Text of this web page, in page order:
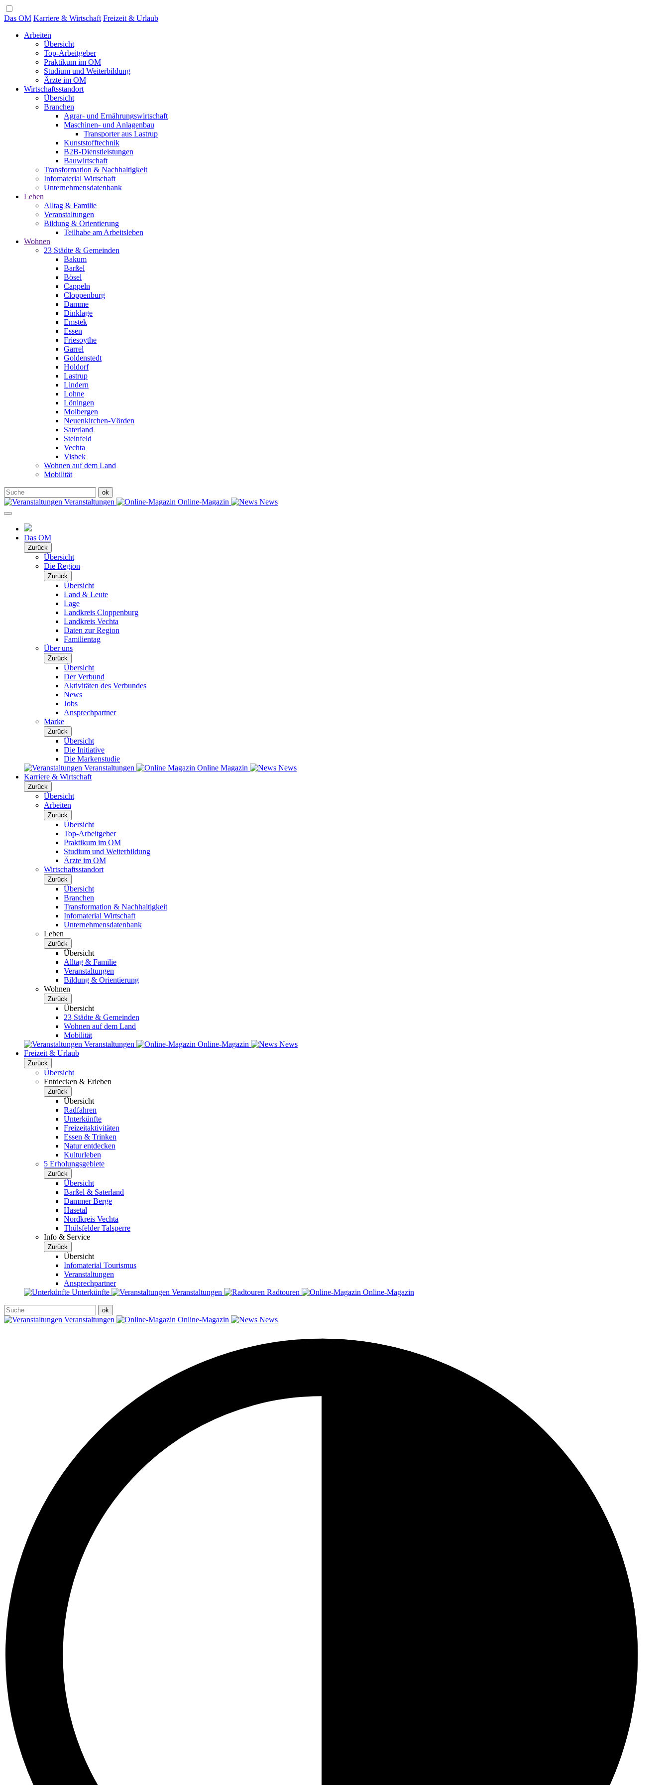
Das OM Karriere & Wirtschaft Freizeit & Urlaub
Arbeiten
Übersicht
Top-Arbeitgeber
Praktikum im OM
Studium und Weiterbildung
Ärzte im OM
Wirtschaftsstandort
Übersicht
Branchen
Agrar- und Ernährungswirtschaft
Maschinen- und Anlagenbau
Transporter aus Lastrup
Kunststofftechnik
B2B-Dienstleistungen
Bauwirtschaft
Transformation & Nachhaltigkeit
Infomaterial Wirtschaft
Unternehmensdatenbank
Leben
Alltag & Familie
Veranstaltungen
Bildung & Orientierung
Teilhabe am Arbeitsleben
Wohnen
23 Städte & Gemeinden
Bakum
Barßel
Bösel
Cappeln
Cloppenburg
Damme
Dinklage
Emstek
Essen
Friesoythe
Garrel
Goldenstedt
Holdorf
Lastrup
Lindern
Lohne
Löningen
Molbergen
Neuenkirchen-Vörden
Saterland
Steinfeld
Vechta
Visbek
Wohnen auf dem Land
Mobilität
Veranstaltungen Online-Magazin News
Das OM
Zurück
Übersicht
Die Region
Zurück
Übersicht
Land & Leute
Lage
Landkreis Cloppenburg
Landkreis Vechta
Daten zur Region
Familientag
Über uns
Zurück
Übersicht
Der Verbund
Aktivitäten des Verbundes
News
Jobs
Ansprechpartner
Marke
Zurück
Übersicht
Die Initiative
Die Markenstudie
Veranstaltungen
Online Magazin
News
Karriere & Wirtschaft
Zurück
Übersicht
Arbeiten
Zurück
Übersicht
Top-Arbeitgeber
Praktikum im OM
Studium und Weiterbildung
Ärzte im OM
Wirtschaftsstandort
Zurück
Übersicht
Branchen
Transformation & Nachhaltigkeit
Infomaterial Wirtschaft
Unternehmensdatenbank
Leben
Zurück
Übersicht
Alltag & Familie
Veranstaltungen
Bildung & Orientierung
Wohnen
Zurück
Übersicht
23 Städte & Gemeinden
Wohnen auf dem Land
Mobilität
Veranstaltungen
Online-Magazin
News
Freizeit & Urlaub
Zurück
Übersicht
Entdecken & Erleben
Zurück
Übersicht
Radfahren
Unterkünfte
Freizeitaktivitäten
Essen & Trinken
Natur entdecken
Kulturleben
5 Erholungsgebiete
Zurück
Übersicht
Barßel & Saterland
Dammer Berge
Hasetal
Nordkreis Vechta
Thülsfelder Talsperre
Info & Service
Zurück
Übersicht
Infomaterial Tourismus
Veranstaltungen
Ansprechpartner
Unterkünfte
Veranstaltungen Radtouren Online-Magazin
Veranstaltungen Online-Magazin News